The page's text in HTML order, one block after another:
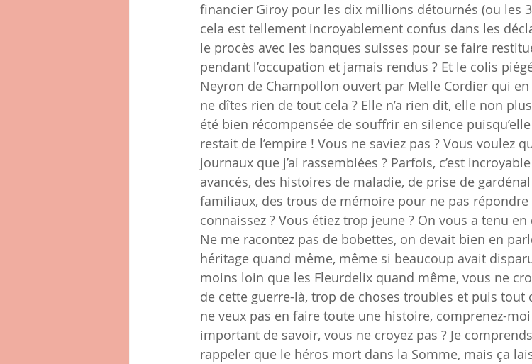
financier Giroy pour les dix millions détournés (ou les
cela est tellement incroyablement confus dans les
le procès avec les banques suisses pour se faire
pendant l’occupation et jamais rendus ? Et le colis
Neyron de Champollon ouvert par Melle Cordier qui
ne dîtes rien de tout cela ? Elle n’a rien dit, elle non
été bien récompensée de souffrir en silence
restait de l’empire ! Vous ne saviez pas ? Vous voulez
journaux que j’ai rassemblées ? Parfois, c’est
avancés, des histoires de maladie, de prise de
familiaux, des trous de mémoire pour ne pas répondre
connaissez ? Vous étiez trop jeune ? On vous a tenu
Ne me racontez pas de bobettes, on devait bien en
héritage quand même, même si beaucoup avait disparu
moins loin que les Fleurdelix quand même, vous ne
de cette guerre-là, trop de choses troubles et puis tout
ne veux pas en faire toute une histoire, comprenez-
important de savoir, vous ne croyez pas ? Je
rappeler que le héros mort dans la Somme, mais ça